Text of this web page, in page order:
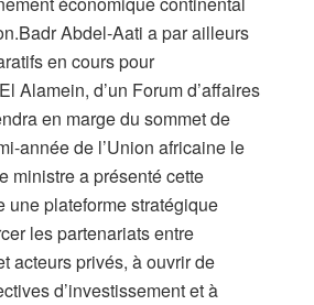
Abdel-Aati a par ailleurs
en cours pour
Alamein, d’un Forum d’affaires
en marge du sommet de
année de l’Union africaine le
ministre a présenté cette
une plateforme stratégique
les partenariats entre
acteurs privés, à ouvrir de
d’investissement et à